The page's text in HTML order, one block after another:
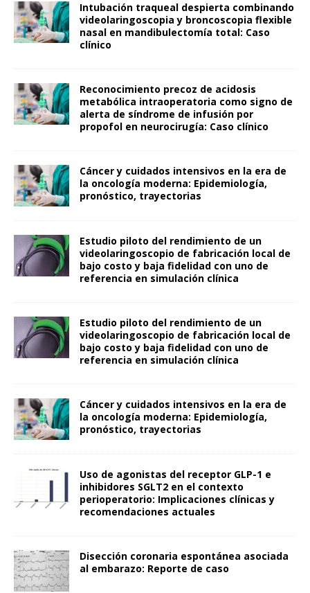
Intubación traqueal despierta combinando
videolaringoscopia y broncoscopia flexible
nasal en mandibulectomía total: Caso
clínico
Reconocimiento precoz de acidosis
metabólica intraoperatoria como signo de
alerta de síndrome de infusión por
propofol en neurocirugía: Caso clínico
Cáncer y cuidados intensivos en la era de
la oncología moderna: Epidemiología,
pronóstico, trayectorias
Estudio piloto del rendimiento de un
videolaringoscopio de fabricación local de
bajo costo y baja fidelidad con uno de
referencia en simulación clínica
Estudio piloto del rendimiento de un
videolaringoscopio de fabricación local de
bajo costo y baja fidelidad con uno de
referencia en simulación clínica
Cáncer y cuidados intensivos en la era de
la oncología moderna: Epidemiología,
pronóstico, trayectorias
Uso de agonistas del receptor GLP-1 e
inhibidores SGLT2 en el contexto
perioperatorio: Implicaciones clínicas y
recomendaciones actuales
Disección coronaria espontánea asociada
al embarazo: Reporte de caso